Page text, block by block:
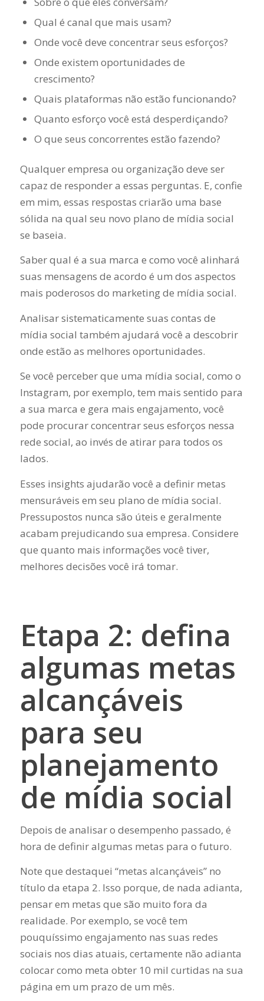
Qual é canal que mais usam?
Onde você deve concentrar seus esforços?
Onde existem oportunidades de
crescimento?
Quais plataformas não estão funcionando?
Quanto esforço você está desperdiçando?
O que seus concorrentes estão fazendo?
Qualquer empresa ou organização deve ser
capaz de responder a essas perguntas. E, confie
em mim, essas respostas criarão uma base
sólida na qual seu novo plano de mídia social
se baseia.
Saber qual é a sua marca e como você alinhará
suas mensagens de acordo é um dos aspectos
mais poderosos do marketing de mídia social.
Analisar sistematicamente suas contas de
mídia social também ajudará você a descobrir
onde estão as melhores oportunidades.
Se você perceber que uma mídia social, como o
Instagram, por exemplo, tem mais sentido para
a sua marca e gera mais engajamento, você
pode procurar concentrar seus esforços nessa
rede social, ao invés de atirar para todos os
lados.
Esses insights ajudarão você a definir metas
mensuráveis ​​em seu plano de mídia social.
Pressupostos nunca são úteis e geralmente
acabam prejudicando sua empresa. Considere
que quanto mais informações você tiver,
melhores decisões você irá tomar.
Etapa 2: defina
algumas metas
alcançáveis ​​
para seu
planejamento
de mídia social
Depois de analisar o desempenho passado, é
hora de definir algumas metas para o futuro.
Note que destaquei “metas alcançáveis” no
título da etapa 2. Isso porque, de nada adianta,
pensar em metas que são muito fora da
realidade. Por exemplo, se você tem
pouquíssimo engajamento nas suas redes
sociais nos dias atuais, certamente não adianta
colocar como meta obter 10 mil curtidas na sua
página em um prazo de um mês.